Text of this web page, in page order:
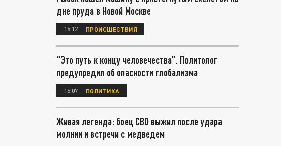
дне пруда в Новой Москве
16:12 ПРОИСШЕСТВИЯ
"Это путь к концу человечества". Политолог
предупредил об опасности глобализма
16:07 ПОЛИТИКА
Живая легенда: боец СВО выжил после удара
молнии и встречи с медведем